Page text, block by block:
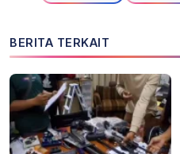
BERITA TERKAIT